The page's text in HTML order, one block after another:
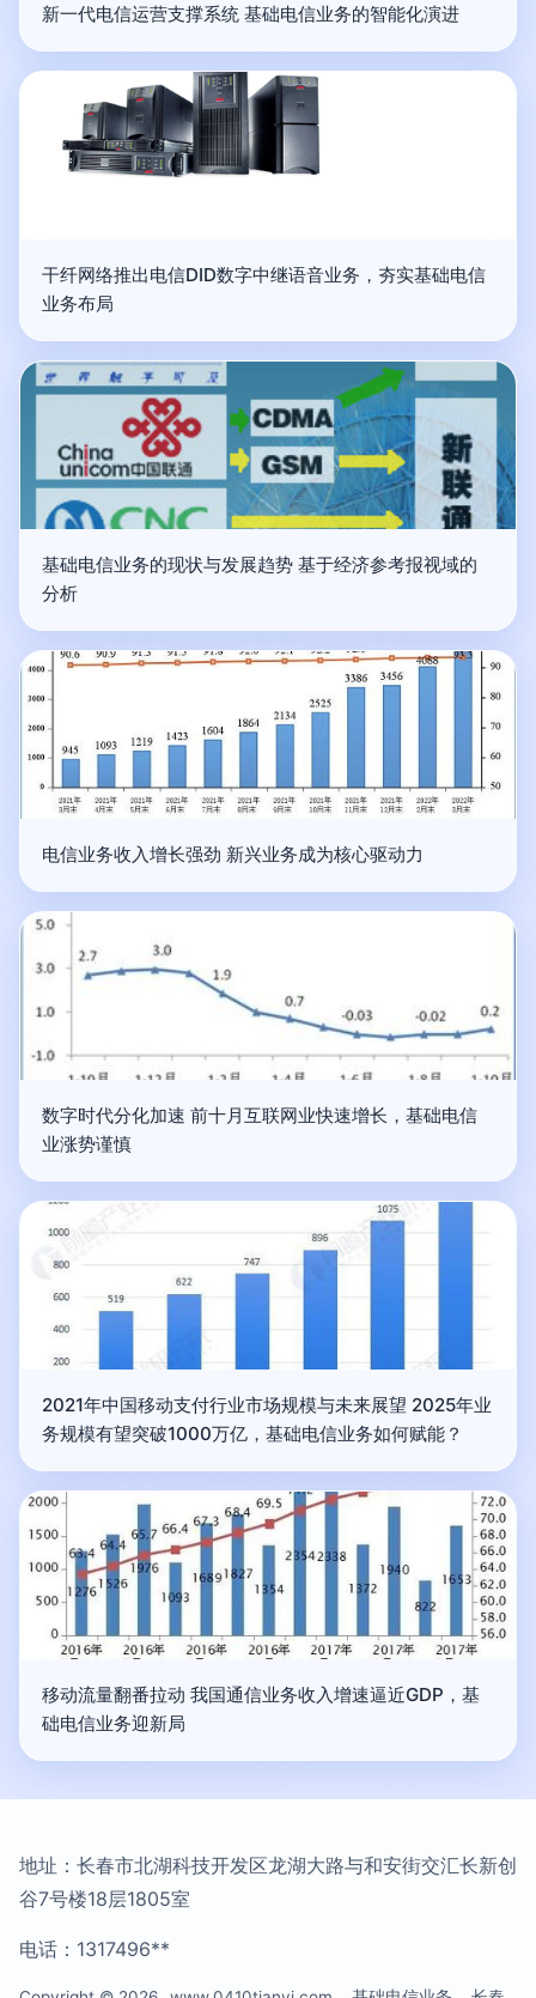
新一代电信运营支撑系统 基础电信业务的智能化演进
干纤网络推出电信DID数字中继语音业务，夯实基础电信
业务布局
基础电信业务的现状与发展趋势 基于经济参考报视域的
分析
电信业务收入增长强劲 新兴业务成为核心驱动力
数字时代分化加速 前十月互联网业快速增长，基础电信
业涨势谨慎
2021年中国移动支付行业市场规模与未来展望 2025年业
务规模有望突破1000万亿，基础电信业务如何赋能？
移动流量翻番拉动 我国通信业务收入增速逼近GDP，基
础电信业务迎新局
地址：长春市北湖科技开发区龙湖大路与和安街交汇长新创
谷7号楼18层1805室
电话：1317496**